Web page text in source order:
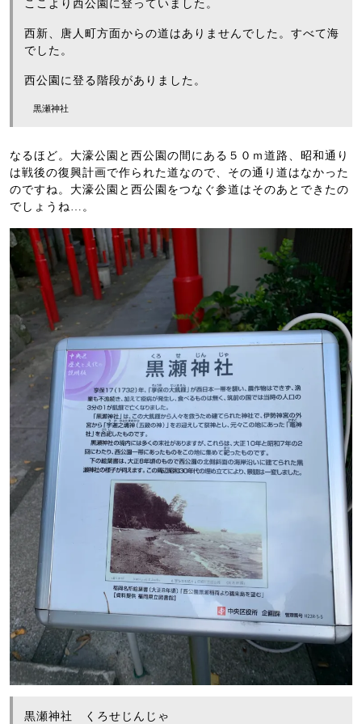
ここより西公園に登っていました。
西新、唐人町方面からの道はありませんでした。すべて海
でした。
西公園に登る階段がありました。
黒瀬神社
なるほど。大濠公園と西公園の間にある５０ｍ道路、昭和通り
は戦後の復興計画で作られた道なので、その通り道はなかった
のですね。大濠公園と西公園をつなぐ参道はそのあとできたの
でしょうね…。
黒瀬神社 くろせじんじゃ